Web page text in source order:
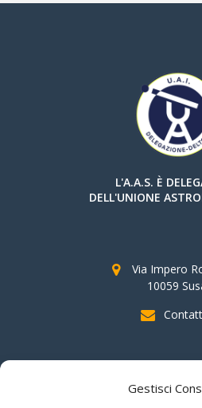
Gestisci
L'A.A.S. È
DELL'UNIONE
Via Impero
10059
SOSTIENI